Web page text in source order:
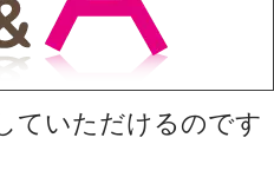
ていただけるのです